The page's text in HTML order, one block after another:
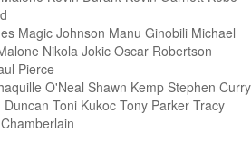
Magic Johnson Manu Ginobili Michael
Nikola Jokic Oscar Robertson
Pierce
O'Neal Shawn Kemp Stephen Curry
Duncan Toni Kukoc Tony Parker Tracy